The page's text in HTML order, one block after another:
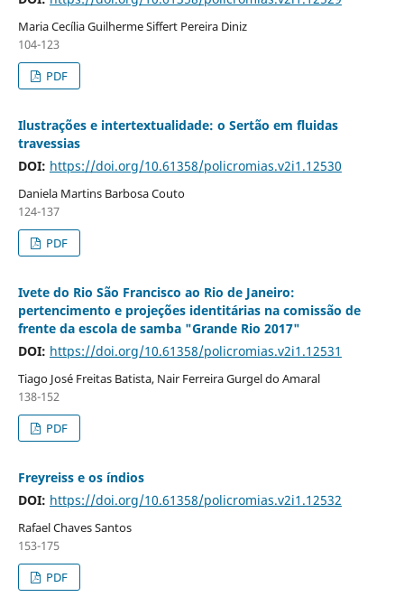
Maria Cecília Guilherme Siffert Pereira Diniz
104-123
PDF
Ilustrações e intertextualidade: o Sertão em fluidas
travessias
DOI: https://doi.org/10.61358/policromias.v2i1.12530
Daniela Martins Barbosa Couto
124-137
PDF
Ivete do Rio São Francisco ao Rio de Janeiro:
pertencimento e projeções identitárias na comissão de
frente da escola de samba "Grande Rio 2017"
DOI: https://doi.org/10.61358/policromias.v2i1.12531
Tiago José Freitas Batista, Nair Ferreira Gurgel do Amaral
138-152
PDF
Freyreiss e os índios
DOI: https://doi.org/10.61358/policromias.v2i1.12532
Rafael Chaves Santos
153-175
PDF